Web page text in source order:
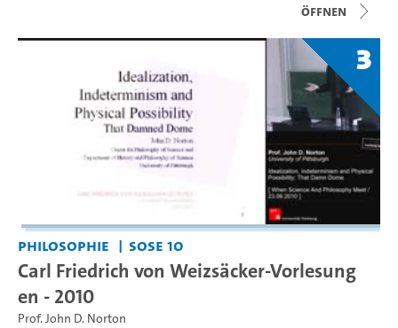
Öffnen
3
Philosophie SoSe 10
Carl Friedrich von Weizsäcker-Vorlesung
en - 2010
Prof. John D. Norton